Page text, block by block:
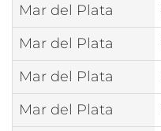
Mar del Plata
Mar del Plata
Mar del Plata
Mar del Plata